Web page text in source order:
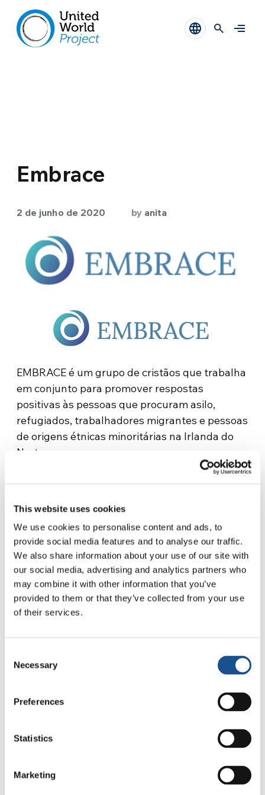
This website uses cookies
We use cookies to personalise content and ads, to
provide social media features and to analyse our traffic.
We also share information about your use of our site with
our social media, advertising and analytics partners who
may combine it with other information that you’ve
provided to them or that they’ve collected from your use
of their services.
Selection
Necessary
Preferences
Statistics
Marketing
Embrace
2 de junho de 2020 by anita
EMBRACE é um grupo de cristãos que trabalha
em conjunto para promover respostas
positivas às pessoas que procuram asilo,
refugiados, trabalhadores migrantes e pessoas
de origens étnicas minoritárias na Irlanda do
Norte.
A Irlanda do Norte está se tornando mais rica
que se torna o lar de um número crescente de
pessoas de outros países.
EMBRACE procura equipar a igreja para
cumprir seu chamado para acolher nossos
novos vizinhos, fornecendo informações,
treinamento, materiais e canais para ajuda
prática. Ao fazer isso, buscamos construir uma
https://www.embraceni.org/